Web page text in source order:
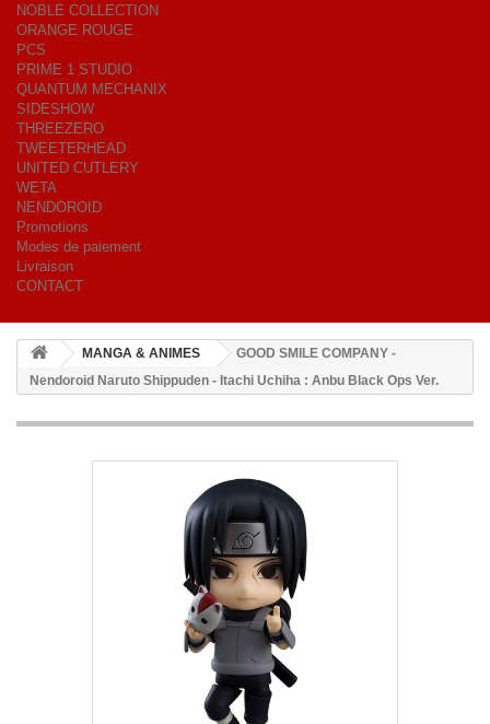
NOBLE COLLECTION
ORANGE ROUGE
PCS
PRIME 1 STUDIO
QUANTUM MECHANIX
SIDESHOW
THREEZERO
TWEETERHEAD
UNITED CUTLERY
WETA
NENDOROID
Promotions
Modes de paiement
Livraison
CONTACT
MANGA & ANIMES
GOOD SMILE COMPANY -
Nendoroid Naruto Shippuden - Itachi Uchiha : Anbu Black Ops Ver.